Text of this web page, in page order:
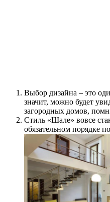
Выбор дизайна – это
значит, можно будет
загородных домов,
Стиль «Шале» вовсе
обязательном порядке